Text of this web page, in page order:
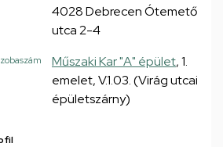
4028 Debrecen Ótemető
utca 2-4
Műszaki Kar "A" épület, 1.
emelet, V.1.03. (Virág utcai
épületszárny)